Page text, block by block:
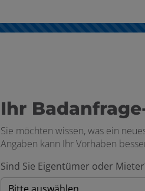
Ihr
Sie möchten wissen, was ein
Angaben kann Ihr Vorhaben
Sind Sie Eigentümer oder